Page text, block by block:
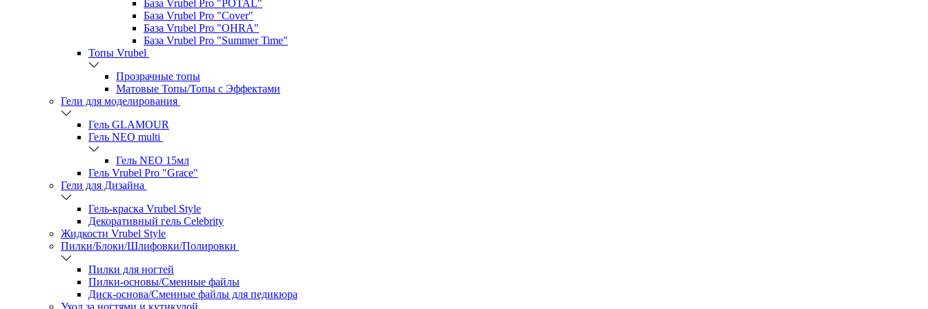
База Vrubel Pro "POTAL"
База Vrubel Pro "Сover"
База Vrubel Pro "OHRA"
База Vrubel Pro "Summer Time"
Топы Vrubel
Прозрачные топы
Матовые Топы/Топы с Эффектами
Гели для моделирования
Гель GLAMOUR
Гель NEO multi
Гель NEO 15мл
Гель Vrubel Pro "Grace"
Гели для Дизайна
Гель-краска Vrubel Style
Декоративный гель Celebrity
Жидкости Vrubel Style
Пилки/Блоки/Шлифовки/Полировки
Пилки для ногтей
Пилки-основы/Сменные файлы
Диск-основа/Сменные файлы для педикюра